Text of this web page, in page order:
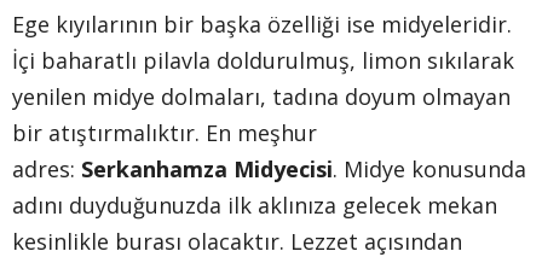
Ege kıyılarının bir başka özelliği ise midyeleridir.
İçi baharatlı pilavla doldurulmuş, limon sıkılarak
yenilen midye dolmaları, tadına doyum olmayan
bir atıştırmalıktır. En meşhur
adres: Serkanhamza Midyecisi. Midye konusunda
adını duyduğunuzda ilk aklınıza gelecek mekan
kesinlikle burası olacaktır. Lezzet açısından